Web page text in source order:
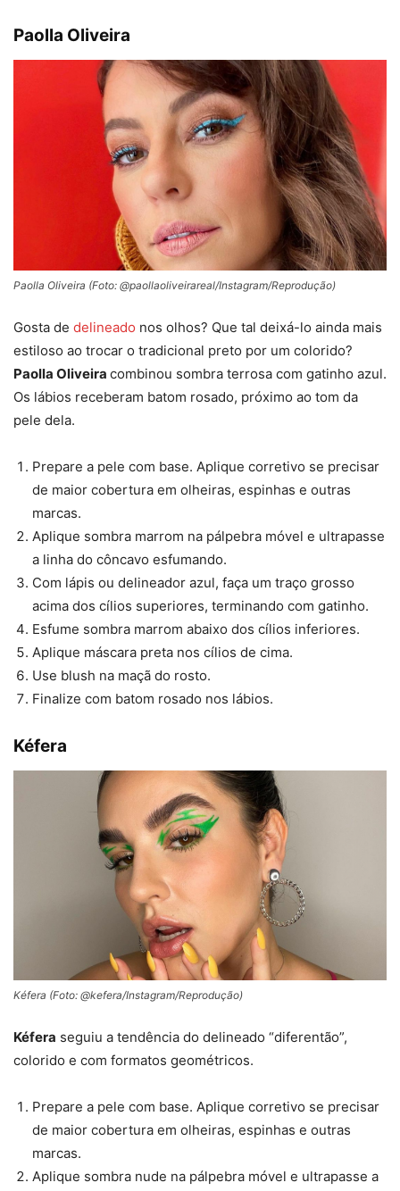
Paolla Oliveira
Paolla Oliveira (Foto: @paollaoliveirareal/Instagram/Reprodução)
Gosta de delineado nos olhos? Que tal deixá-lo ainda mais
estiloso ao trocar o tradicional preto por um colorido?
Paolla Oliveira combinou sombra terrosa com gatinho azul.
Os lábios receberam batom rosado, próximo ao tom da
pele dela.
Prepare a pele com base. Aplique corretivo se precisar
de maior cobertura em olheiras, espinhas e outras
marcas.
Aplique sombra marrom na pálpebra móvel e ultrapasse
a linha do côncavo esfumando.
Com lápis ou delineador azul, faça um traço grosso
acima dos cílios superiores, terminando com gatinho.
Esfume sombra marrom abaixo dos cílios inferiores.
Aplique máscara preta nos cílios de cima.
Use blush na maçã do rosto.
Finalize com batom rosado nos lábios.
Kéfera
Kéfera (Foto: @kefera/Instagram/Reprodução)
Kéfera seguiu a tendência do delineado “diferentão”,
colorido e com formatos geométricos.
Prepare a pele com base. Aplique corretivo se precisar
de maior cobertura em olheiras, espinhas e outras
marcas.
Aplique sombra nude na pálpebra móvel e ultrapasse a